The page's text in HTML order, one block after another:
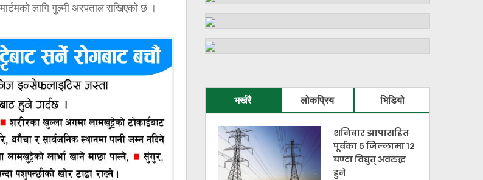
लागि गुल्मी अस्पताल राखिएको छ ।
भर्खरै लोकप्रिय भिडियो
शनिबार झापासहित
पूर्वका ५ जिल्लामा १२
घण्टा विद्युत् अवरुद्ध
हुने